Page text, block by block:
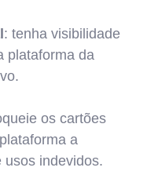
: tenha visibilidade
plataforma da
os cartões
a
usos indevidos.